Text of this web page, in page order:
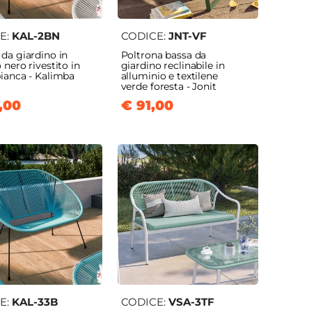
KAL-2BN
giardino in
nero rivestito in
- Kalimba
CODICE: JNT-VF
Poltrona bassa da
giardino reclinabile in
alluminio e textilene
verde foresta - Jonit
€ 91,00
KAL-33B CODICE: VSA-3TF